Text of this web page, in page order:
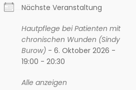
Nächste Veranstaltung
Hautpflege bei Patienten mit
chronischen Wunden (Sindy
Burow) - 6. Oktober 2026 -
19:00 - 20:30
Alle anzeigen